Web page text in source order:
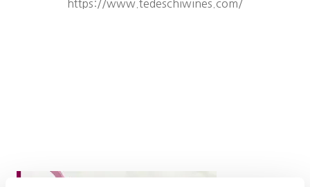
https://www.tedeschiwines.com/